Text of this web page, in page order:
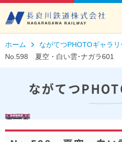
ホーム
ながてつPHOTOギャラリ
No.598 夏空・白い雲･ナガラ601
ながてつ